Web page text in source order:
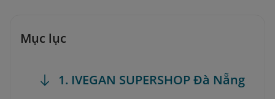
Mục lục
1. IVEGAN SUPERSHOP Đà Nẵng